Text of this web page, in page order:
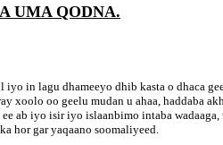
UMA QODNA.
in lagu dhameeyo dhib kasta o dhaca
xoolo oo geelu mudan u ahaa, haddaba
ab iyo isir iyo islaanbimo intaba
hor gar yaqaano soomaliyeed.